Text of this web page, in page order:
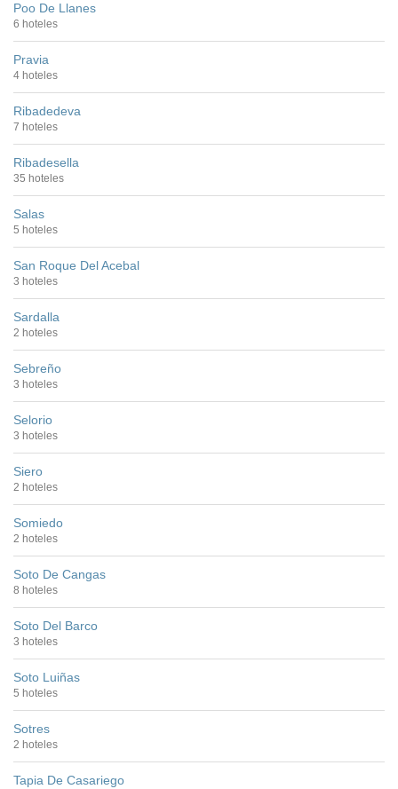
Poo De Llanes
6 hoteles
Pravia
4 hoteles
Ribadedeva
7 hoteles
Ribadesella
35 hoteles
Salas
5 hoteles
San Roque Del Acebal
3 hoteles
Sardalla
2 hoteles
Sebreño
3 hoteles
Selorio
3 hoteles
Siero
2 hoteles
Somiedo
2 hoteles
Soto De Cangas
8 hoteles
Soto Del Barco
3 hoteles
Soto Luiñas
5 hoteles
Sotres
2 hoteles
Tapia De Casariego